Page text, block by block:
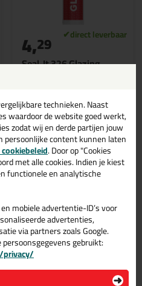
Seal-It 326 Glazing
4,29
Bekijken
technieken. Naast
waardoor de website goed werkt,
zodat wij en derde partijen jouw
content kunnen laten
. Door op "Cookies
met alle cookies. Indien je kiest
functionele en analytische
mobiele advertentie-ID’s voor
advertenties,
via partners zoals Google.
gebruikt:
privacy/